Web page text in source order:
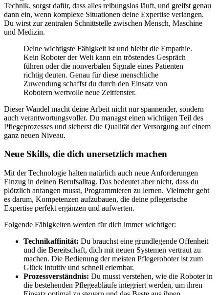
Technik, sorgst dafür, dass alles reibungslos läuft, und greifst genau
dann ein, wenn komplexe Situationen deine Expertise verlangen.
Du wirst zur zentralen Schnittstelle zwischen Mensch, Maschine
und Medizin.
Deine wichtigste Fähigkeit ist und bleibt die Empathie.
Kein Roboter der Welt kann ein tröstendes Gespräch
führen oder die nonverbalen Signale eines Patienten
richtig deuten. Genau für diese menschliche
Zuwendung schaffst du durch den Einsatz von
Robotern wertvolle neue Zeitfenster.
Dieser Wandel macht deine Arbeit nicht nur spannender, sondern
auch verantwortungsvoller. Du managst einen wichtigen Teil des
Pflegeprozesses und sicherst die Qualität der Versorgung auf einem
ganz neuen Niveau.
Neue Skills, die dich unersetzlich machen
Mit der Technologie halten natürlich auch neue Anforderungen
Einzug in deinen Berufsalltag. Das bedeutet aber nicht, dass du
plötzlich anfangen musst, Programmieren zu lernen. Vielmehr geht
es darum, Kompetenzen aufzubauen, die deine pflegerische
Expertise perfekt ergänzen und aufwerten.
Folgende Fähigkeiten werden für dich immer wichtiger:
Technikaffinität: Du brauchst eine grundlegende Offenheit
und die Bereitschaft, dich mit neuen Systemen vertraut zu
machen. Die Bedienung der meisten Pflegeroboter ist zum
Glück intuitiv und schnell erlernbar.
Prozessverständnis: Du musst verstehen, wie die Roboter in
die bestehenden Pflegeabläufe integriert werden, um ihren